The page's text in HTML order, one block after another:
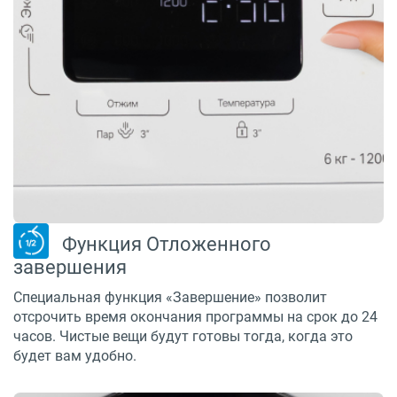
Функция Отложенного
завершения
Специальная функция «Завершение» позволит
отсрочить время окончания программы на срок до 24
часов. Чистые вещи будут готовы тогда, когда это
будет вам удобно.